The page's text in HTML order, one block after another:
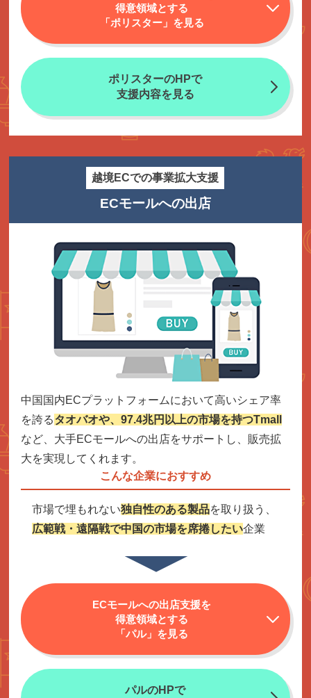
得意領域とする
「ポリスター」を見る
ポリスターのHPで
支援内容を見る
越境ECでの事業拡大支援
ECモールへの出店
中国国内ECプラットフォームにおいて高いシェア率
を誇るタオバオや、97.4兆円以上の市場を持つTmall
など、大手ECモールへの出店をサポートし、販売拡
大を実現してくれます。
こんな企業におすすめ
市場で埋もれない独自性のある製品を取り扱う、
広範戦・遠隔戦で中国の市場を席捲したい企業
ECモールへの出店支援を
得意領域とする
「パル」を見る
パルのHPで